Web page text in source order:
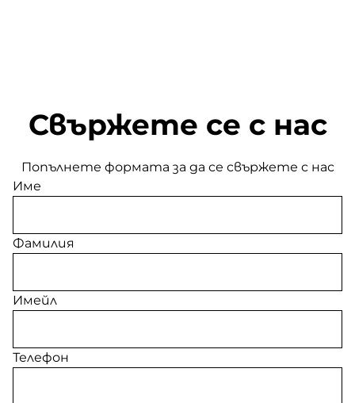
Свържете се с нас
Попълнете формата за да се свържете с нас
Име
Фамилия
Имейл
Телефон